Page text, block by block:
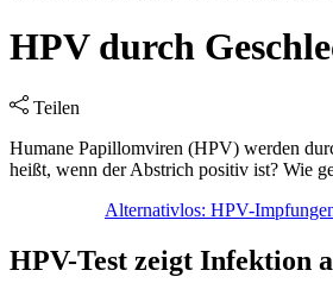
HPV durch
Teilen
Humane Papillomviren (HPV) werden
heißt, wenn der Abstrich positiv ist? Wie
Alternativlos: HPV-
HPV-Test zeigt Infektion